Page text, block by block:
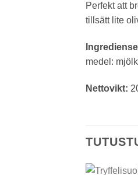
Perfekt att
tillsätt lite
medel:
Nettovikt: